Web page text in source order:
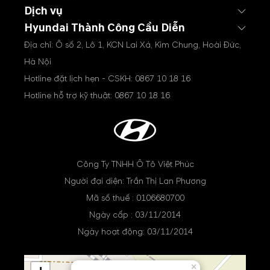
Dịch vụ
Hyundai Thành Công Cầu Diễn
Địa chỉ: Ô số 2, Lô 1, KCN Lai Xá, Kim Chung, Hoài Đức,
Hà Nội
Hotline đặt lịch hẹn - CSKH: 0867 10 18 16
Hotline hỗ trợ kỹ thuật: 0867 10 18 16
Công Ty TNHH Ô Tô Việt Phúc
Người đại diện: Trần Thị Lan Phương
Mã số thuế : 0106680700
Ngày cấp : 03/11/2014
Ngày hoạt động: 03/11/2014
×